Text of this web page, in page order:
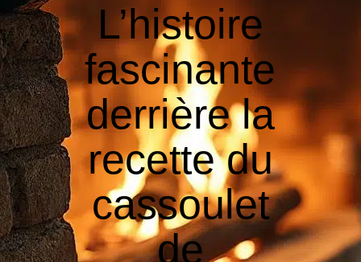
L’histoire
fascinante
derrière la
recette du
cassoulet
de